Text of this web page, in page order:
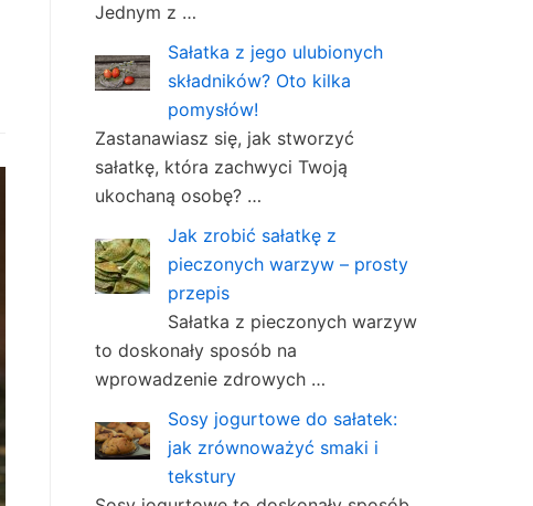
Jednym z …
Sałatka z jego ulubionych
składników? Oto kilka
pomysłów!
Zastanawiasz się, jak stworzyć
sałatkę, która zachwyci Twoją
ukochaną osobę? …
Jak zrobić sałatkę z
pieczonych warzyw – prosty
przepis
Sałatka z pieczonych warzyw
to doskonały sposób na
wprowadzenie zdrowych …
Sosy jogurtowe do sałatek:
jak zrównoważyć smaki i
tekstury